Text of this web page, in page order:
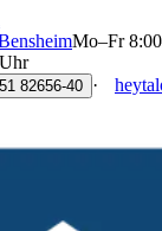
Mo–Fr
82656-40 ·